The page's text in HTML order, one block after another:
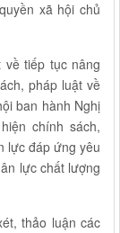
xã hội chủ
về tiếp tục nâng
pháp luật về
ban hành Nghị
chính sách,
lực đáp ứng yêu
lực chất lượng
thảo luận các